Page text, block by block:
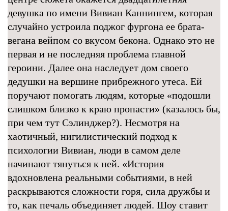
девушка по имени Вивиан Каннингем, которая
случайно устроила поджог фургона ее брата-
вегана вейпом со вкусом бекона. Однако это не
первая и не последняя проблема главной
героини. Далее она наследует дом своего
дедушки на вершине прибрежного утеса. Ей
поручают помогать людям, которые «подошли
слишком близко к краю пропасти» (казалось бы,
при чем тут Сэлинджер?). Несмотря на
хаотичный, нигилистический подход к
психологии Вивиан, люди в самом деле
начинают тянуться к ней. «История
вдохновлена реальными событиями, в ней
раскрываются сложности горя, сила дружбы и
то, как печаль объединяет людей. Шоу ставит